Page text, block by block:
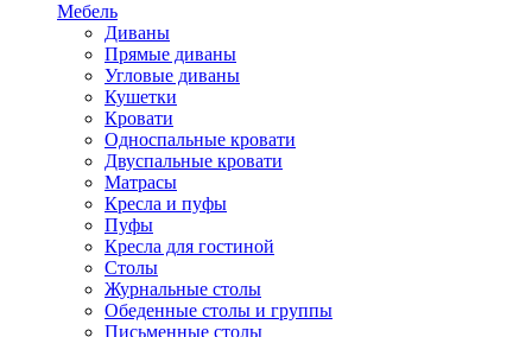
Мебель
Диваны
Прямые диваны
Угловые диваны
Кушетки
Кровати
Односпальные кровати
Двуспальные кровати
Матрасы
Кресла и пуфы
Пуфы
Кресла для гостиной
Столы
Журнальные столы
Обеденные столы и группы
Письменные столы